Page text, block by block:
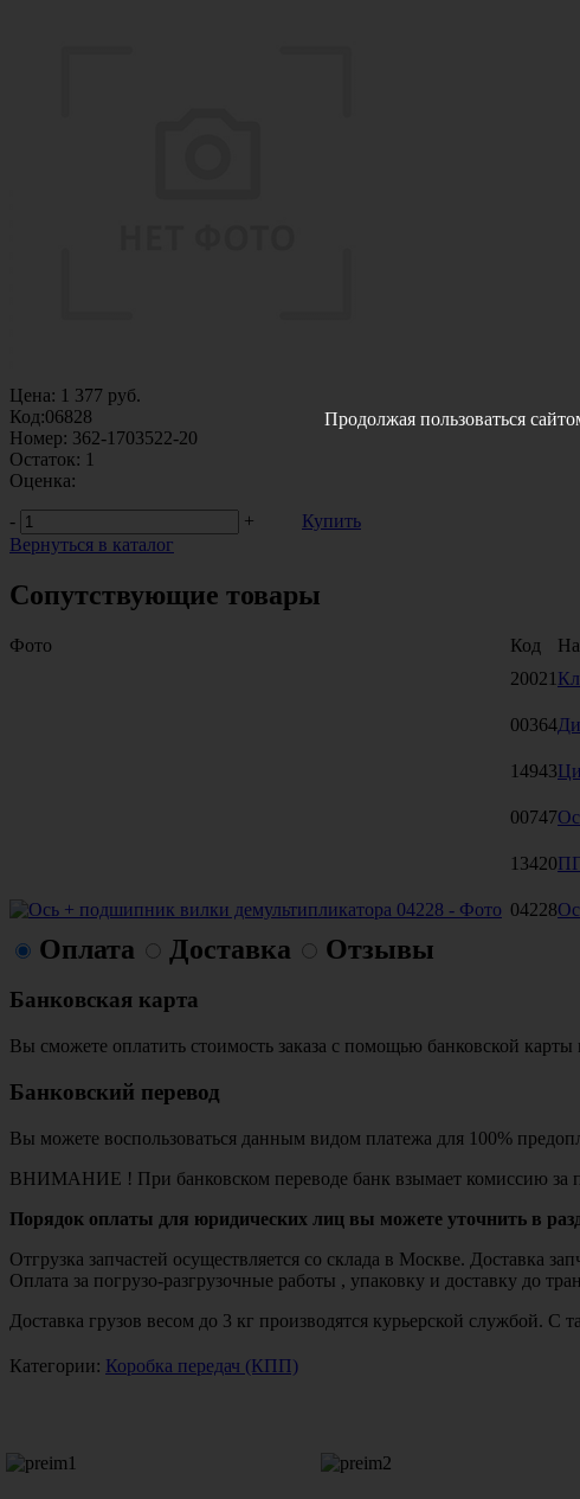
Цена: 1 377 руб.
Код:06828
Номер: 362-1703522-20
Остаток: 1
Оценка:
-
+
Купить
Вернуться в каталог
Сопутствующие товары
Фото Код
20021
00364
14943
00747
13420
04228
Оплата Доставка Отзывы
Банковская карта
Вы сможете оплатить стоимость заказа с помощью банковской
Банковский перевод
Вы можете воспользоваться данным видом платежа для 100%
ВНИМАНИЕ ! При банковском переводе банк взымает комиссию за
Порядок оплаты для юридических лиц вы можете уточнить в
Отгрузка запчастей осуществляется со склада в Москве.
Оплата за погрузо-разгрузочные работы , упаковку и доставку до
Доставка грузов весом до 3 кг производятся курьерской
Категории: Коробка передач (КПП)
Продолжая пользоваться